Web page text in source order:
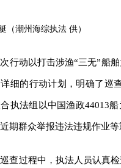
（潮州海综执法 供）
行动以打击涉渔“三无”船
细的行动计划，明确了巡
执法组以中国渔政44013
期群众举报违法违规作业等
查过程中，执法人员认真